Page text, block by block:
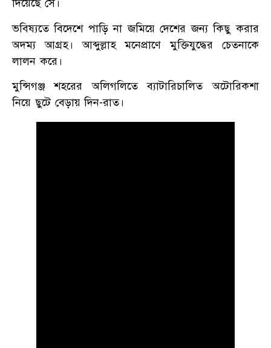
দিয়েছে সে।
ভবিষ্যতে বিদেশে পাড়ি না জমিয়ে দেশের জন্য কিছু করার
অদম্য আগ্রহ। আব্দুল্লাহ মনেপ্রাণে মুক্তিযুদ্ধের চেতনাকে
লালন করে।
মুন্সিগঞ্জ শহরের অলিগলিতে ব্যাটারিচালিত অটোরিকশা
নিয়ে ছুটে বেড়ায় দিন-রাত।